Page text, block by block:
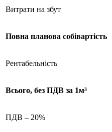
Витрати на збут
Повна планова собівартість
Рентабельність
Всього, без ПДВ за 1м³
ПДВ – 20%